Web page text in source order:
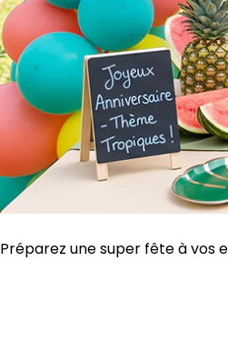
Préparez une super fête à vos